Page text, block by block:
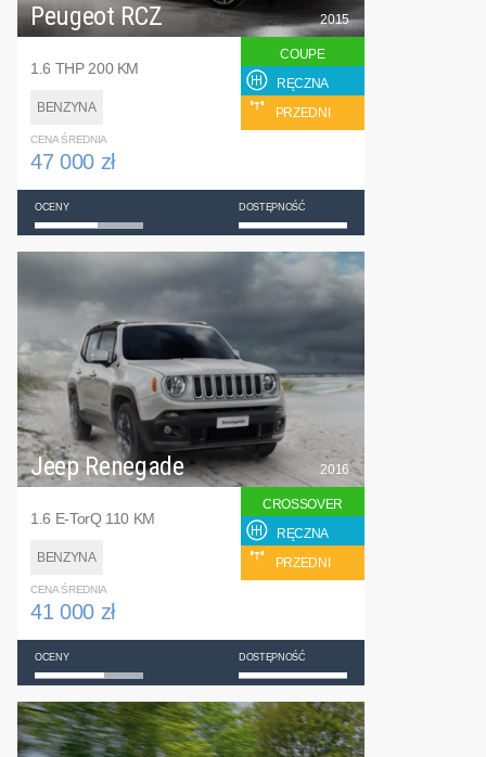
Peugeot RCZ
1.6 THP 200 KM
BENZYNA
2015
COUPE
RĘCZNA
PRZEDNI
CENA ŚREDNIA
47 000 zł
OCENY DOSTĘPNOŚĆ
Jeep Renegade
1.6 E-TorQ 110 KM
BENZYNA
2016
CROSSOVER
RĘCZNA
PRZEDNI
CENA ŚREDNIA
41 000 zł
OCENY DOSTĘPNOŚĆ